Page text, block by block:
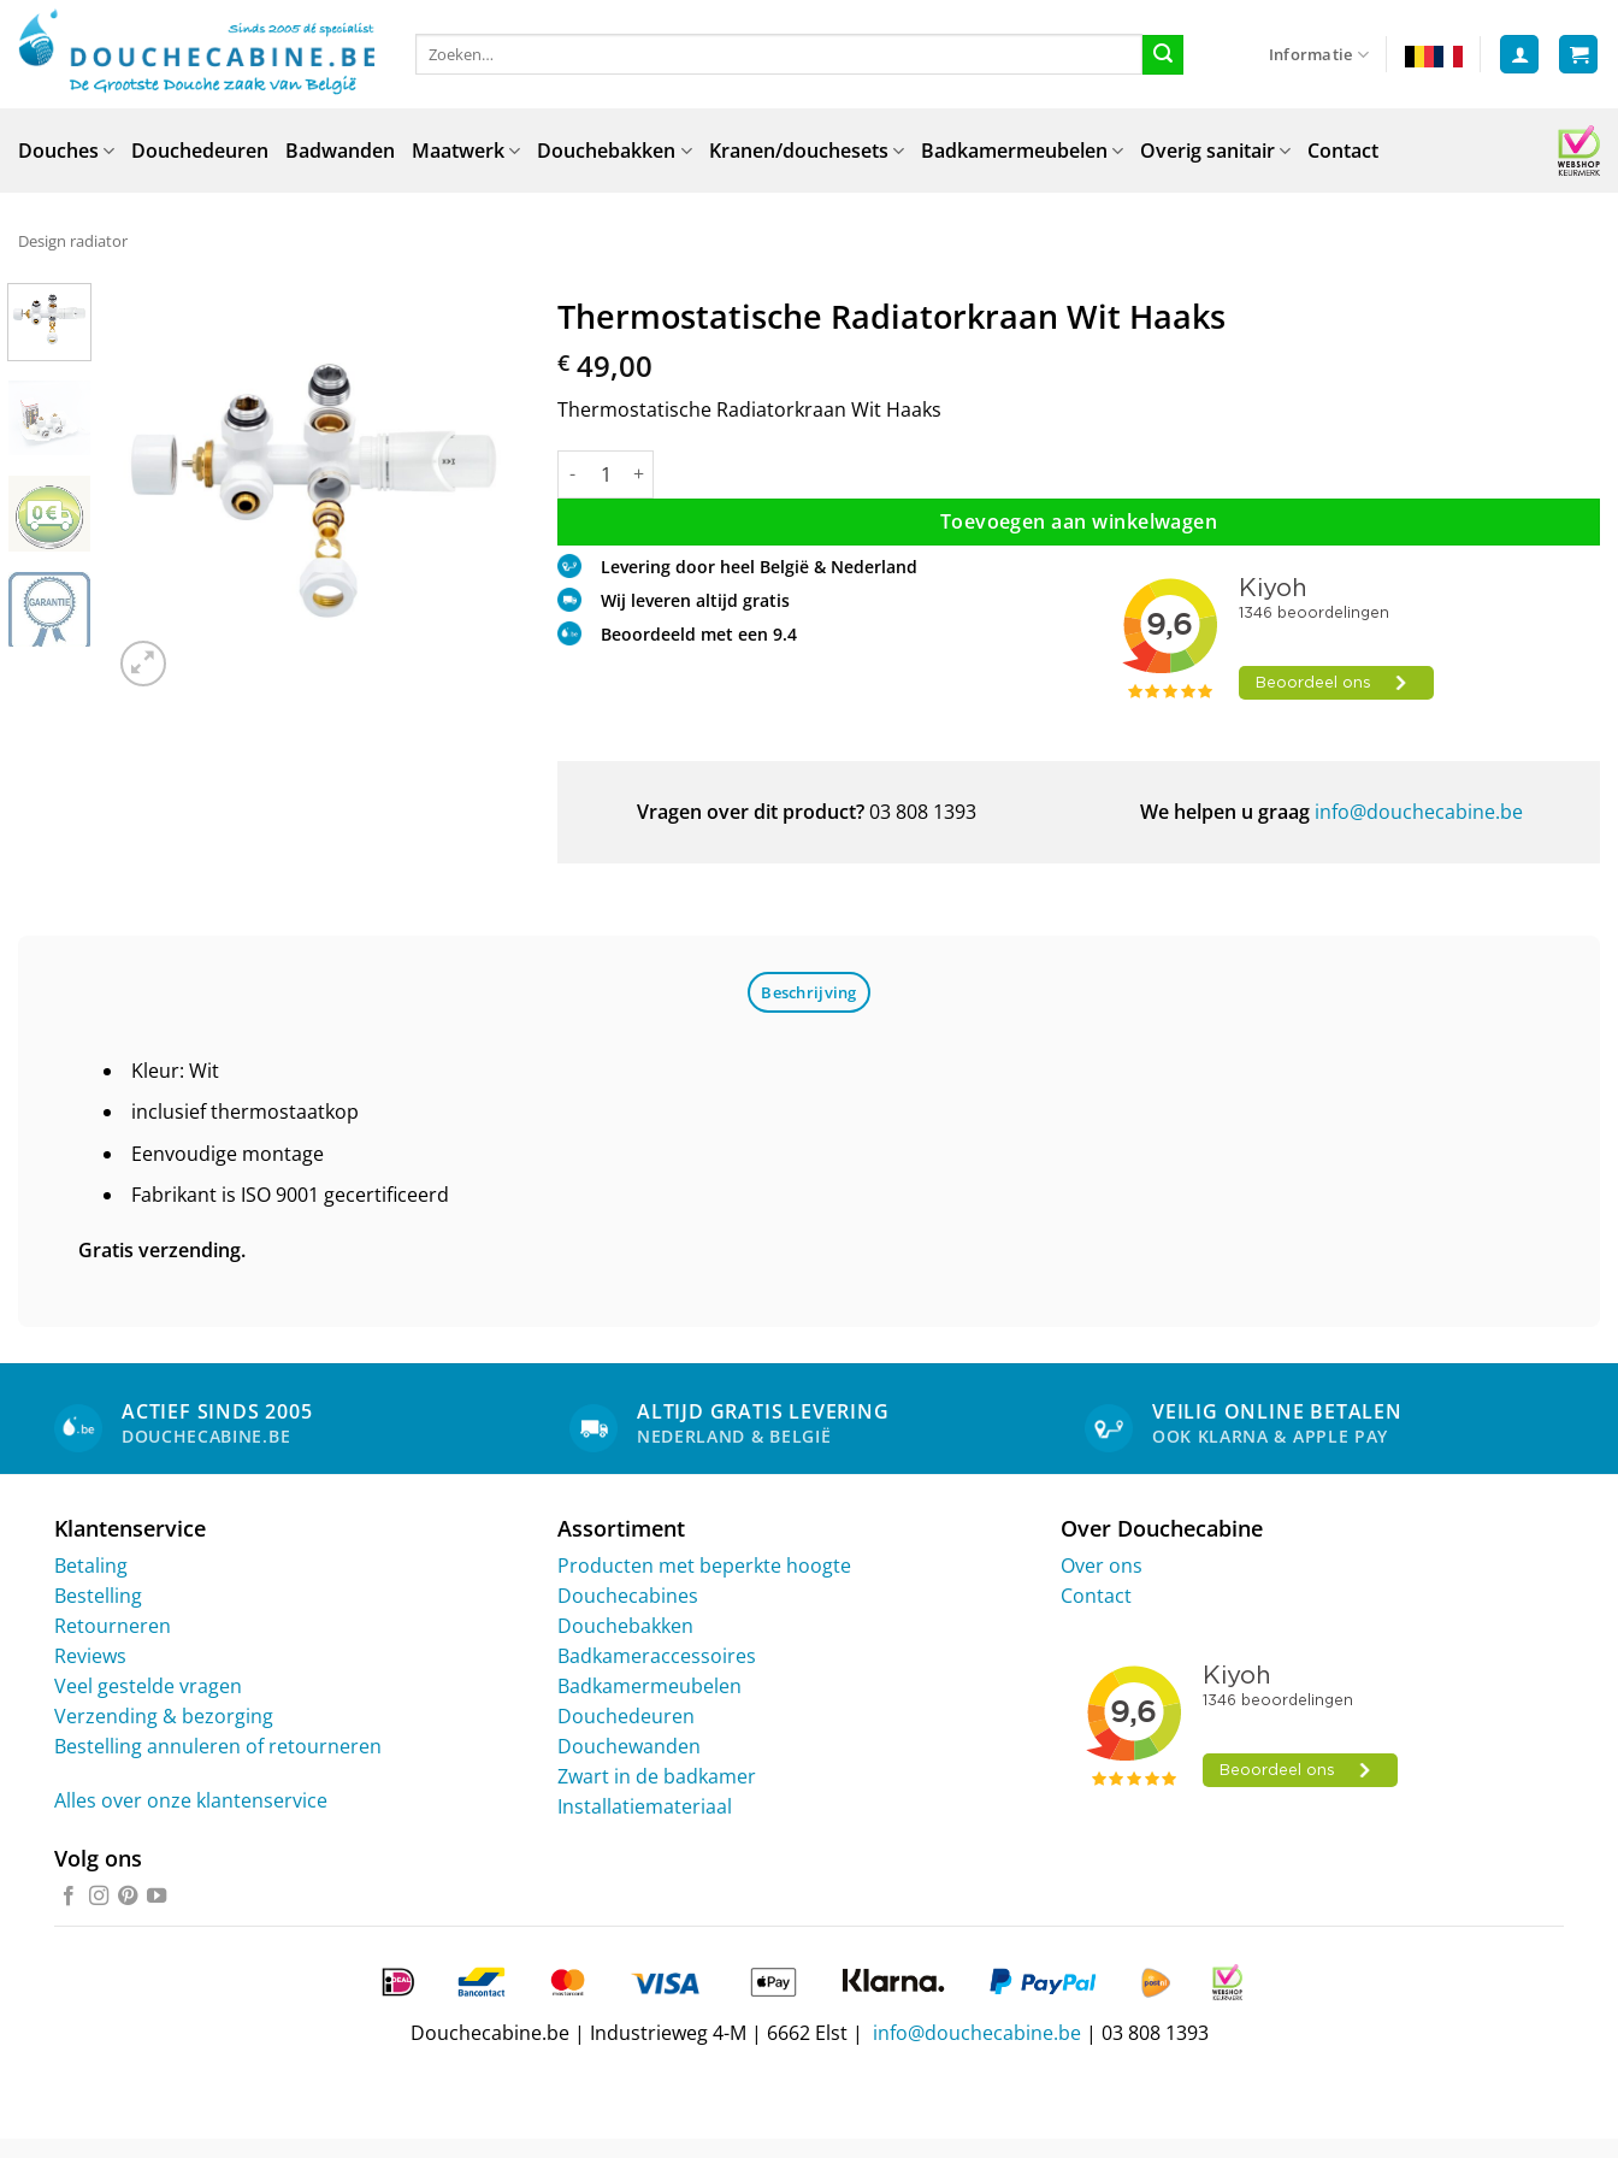
naar
inhoud
Zoeken
Informatie
Douches Douchedeuren Badwanden Maatwerk Douchebakken Kranen/douchesets Badkamermeubelen Overig sanitair Contact
Design radiator
Thermostatische Radiatorkraan Wit Haaks
€ 49,00
Thermostatische Radiatorkraan Wit Haaks
Thermostatische Radiatorkraan Wit Haaks aantal
Toevoegen aan winkelwagen
Levering door heel België & Nederland
Wij leveren altijd gratis
Beoordeeld met een 9.4
Vragen over dit product?03 808 1393 We helpen u graag info@douchecabine.be
Beschrijving
Kleur: Wit
inclusief thermostaatkop
Eenvoudige montage
Fabrikant is ISO 9001 gecertificeerd
Gratis verzending.
ACTIEF SINDS 2005
DOUCHECABINE.BE
ALTIJD GRATIS LEVERING
NEDERLAND & BELGIË
VEILIG ONLINE BETALEN
OOK KLARNA & APPLE PAY
Klantenservice
Betaling
Bestelling
Retourneren
Reviews
Veel gestelde vragen
Verzending & bezorging
Bestelling annuleren of retourneren
Alles over onze klantenservice
Volg ons
Assortiment
Producten met beperkte hoogte
Douchecabines
Douchebakken
Badkameraccessoires
Badkamermeubelen
Douchedeuren
Douchewanden
Zwart in de badkamer
Installatiemateriaal
Over Douchecabine
Over ons
Contact
Douchecabine.be | Industrieweg 4-M | 6662 Elst | info@douchecabine.be| 03 808 1393